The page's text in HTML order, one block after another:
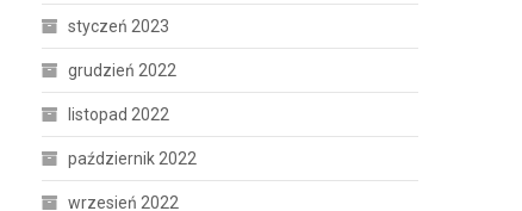
styczeń 2023
grudzień 2022
listopad 2022
październik 2022
wrzesień 2022